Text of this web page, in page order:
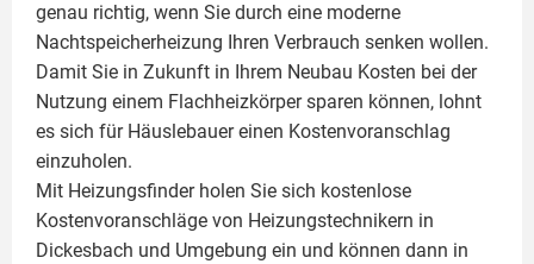
genau richtig, wenn Sie durch eine moderne
Nachtspeicherheizung Ihren Verbrauch senken wollen.
Damit Sie in Zukunft in Ihrem Neubau Kosten bei der
Nutzung einem Flachheizkörpersparen können, lohnt
es sich für Häuslebauer einen Kostenvoranschlag
einzuholen.
Mit Heizungsfinder holen Sie sich kostenlose
Kostenvoranschläge von Heizungstechnikern in
Dickesbach und Umgebung ein und können dann in